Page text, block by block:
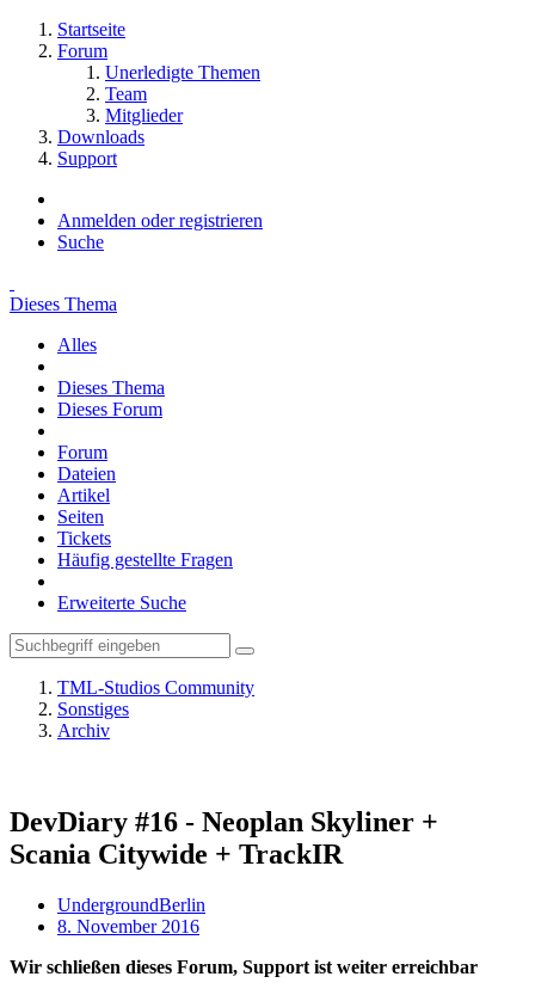
Startseite
Forum
Unerledigte Themen
Team
Mitglieder
Downloads
Support
Anmelden oder registrieren
Suche
Dieses Thema
Alles
Dieses Thema
Dieses Forum
Forum
Dateien
Artikel
Seiten
Tickets
Häufig gestellte Fragen
Erweiterte Suche
TML-Studios Community
Sonstiges
Archiv
DevDiary #16 - Neoplan Skyliner +
Scania Citywide + TrackIR
UndergroundBerlin
8. November 2016
Wir schließen dieses Forum, Support ist weiter erreichbar